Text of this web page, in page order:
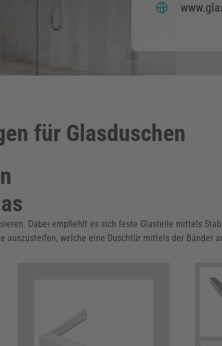
für Glasduschen
Dabei empfiehlt es sich feste Glasteile mittels
welche eine Duschtür mittels der Bänder